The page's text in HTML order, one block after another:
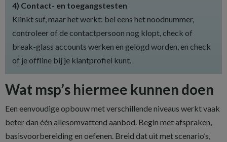
4) Contact- en toegangstesten
Klinkt suf, maar het werkt: bel eens het noodnummer,
controleer of de contactpersoon nog klopt, check of
break-glass accounts werken en gelogd worden, en check
of je offline bij je klantprofiel kunt.
Wat msp’s hiermee kunnen doen
Een eenvoudige opbouw met verschillende niveaus werkt vaak
beter dan één allesomvattend aanbod. Begin met afspraken,
basisvoorbereiding en oefenen. Breid dat uit met scenario’s,